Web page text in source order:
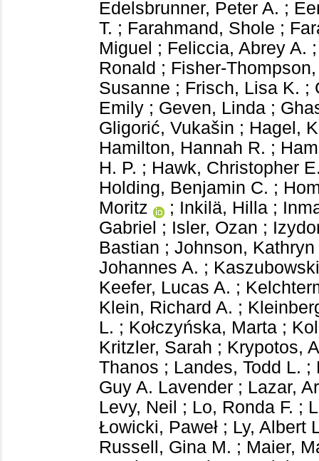
Edelsbrunner, Peter A. ;
T. ; Farahmand, Shole ;
Miguel ; Feliccia, Abrey A.
Ronald ; Fisher-
Susanne ; Frisch, Lisa K. ;
Emily ; Geven, Linda ;
Gligorić, Vukašin ; Hagel,
Hamilton, Hannah R. ;
H. P. ; Hawk, Christopher
Holding, Benjamin C. ;
Moritz
; Inkilä, Hilla ;
Gabriel ; Isler, Ozan ;
Bastian ; Johnson, Kathryn
Johannes A. ;
Keefer, Lucas A. ;
Klein, Richard A. ;
L. ; Kołczyńska, Marta ;
Kritzler, Sarah ; Krypotos,
Thanos ; Landes, Todd L. ;
Guy A. Lavender ; Lazar,
Levy, Neil ; Lo, Ronda F. ;
Łowicki, Paweł ; Ly, Albert
Russell, Gina M. ; Maier,